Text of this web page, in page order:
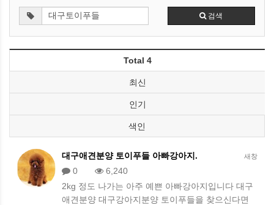
검색
Total 4
최신
인기
색인
새창
대구애견분양 토이푸들 아빠강아지.
0
6,240
2kg 정도 나가는 아주 예쁜 아빠강아지입니다 대구
애견분양 대구강아지분양 토이푸들을 찾으신다면